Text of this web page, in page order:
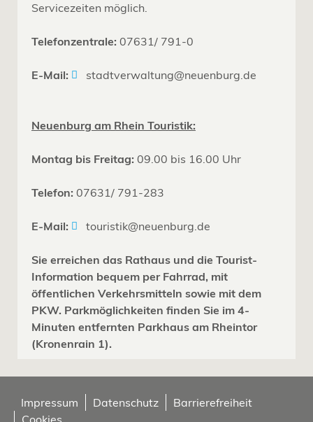
Servicezeiten möglich.
Telefonzentrale: 07631/ 791-0
E-Mail: stadtverwaltung@neuenburg.de
Neuenburg am Rhein Touristik:
Montag bis Freitag: 09.00 bis 16.00 Uhr
Telefon: 07631/ 791-283
E-Mail: touristik@neuenburg.de
Sie erreichen das Rathaus und die Tourist-
Information bequem per Fahrrad, mit
öffentlichen Verkehrsmitteln sowie mit dem
PKW. Parkmöglichkeiten finden Sie im 4-
Minuten entfernten Parkhaus am Rheintor
(Kronenrain 1).
Impressum Datenschutz
Barrierefreiheit